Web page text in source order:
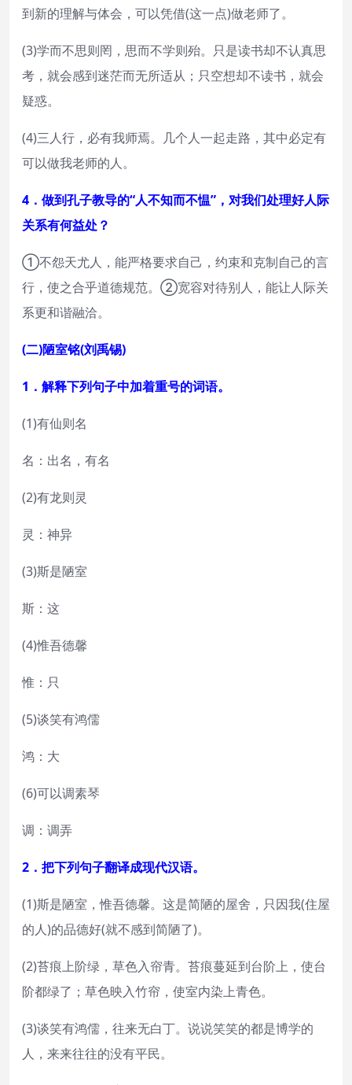
到新的理解与体会，可以凭借(这一点)做老师了。
(3)学而不思则罔，思而不学则殆。只是读书却不认真思
考，就会感到迷茫而无所适从；只空想却不读书，就会
疑惑。
(4)三人行，必有我师焉。几个人一起走路，其中必定有
可以做我老师的人。
4．做到孔子教导的“人不知而不愠”，对我们处理好人际
关系有何益处？
①不怨天尤人，能严格要求自己，约束和克制自己的言
行，使之合乎道德规范。②宽容对待别人，能让人际关
系更和谐融洽。
(二)陋室铭(刘禹锡)
1．解释下列句子中加着重号的词语。
(1)有仙则名
名：出名，有名
(2)有龙则灵
灵：神异
(3)斯是陋室
斯：这
(4)惟吾德馨
惟：只
(5)谈笑有鸿儒
鸿：大
(6)可以调素琴
调：调弄
2．把下列句子翻译成现代汉语。
(1)斯是陋室，惟吾德馨。这是简陋的屋舍，只因我(住屋
的人)的品德好(就不感到简陋了)。
(2)苔痕上阶绿，草色入帘青。苔痕蔓延到台阶上，使台
阶都绿了；草色映入竹帘，使室内染上青色。
(3)谈笑有鸿儒，往来无白丁。说说笑笑的都是博学的
人，来来往往的没有平民。